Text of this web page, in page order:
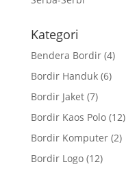
Kategori
Bendera Bordir(4)
Bordir Handuk(6)
Bordir Jaket(7)
Bordir Kaos Polo(12)
Bordir Komputer(2)
Bordir Logo(12)